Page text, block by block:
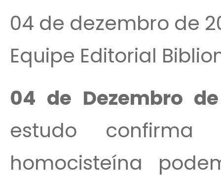
04 de dezembro de
Equipe Editorial
04 de Dezembro
estudo
homocisteína